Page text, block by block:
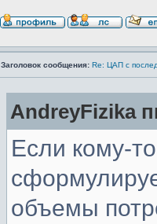
Заголовок сообщения: Re: ЦАП с
AndreyFizika
Если кому-
объемы